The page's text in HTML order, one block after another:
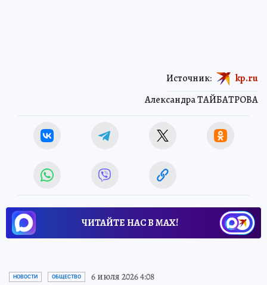
Александра ТАЙБАТРОВА
Источник: kp.ru
ЧИТАЙТЕ НАС В МАХ!
НОВОСТИ ОБЩЕСТВО 6 июля 2026 4:08